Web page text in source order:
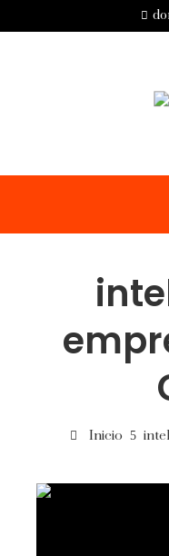
Inicio